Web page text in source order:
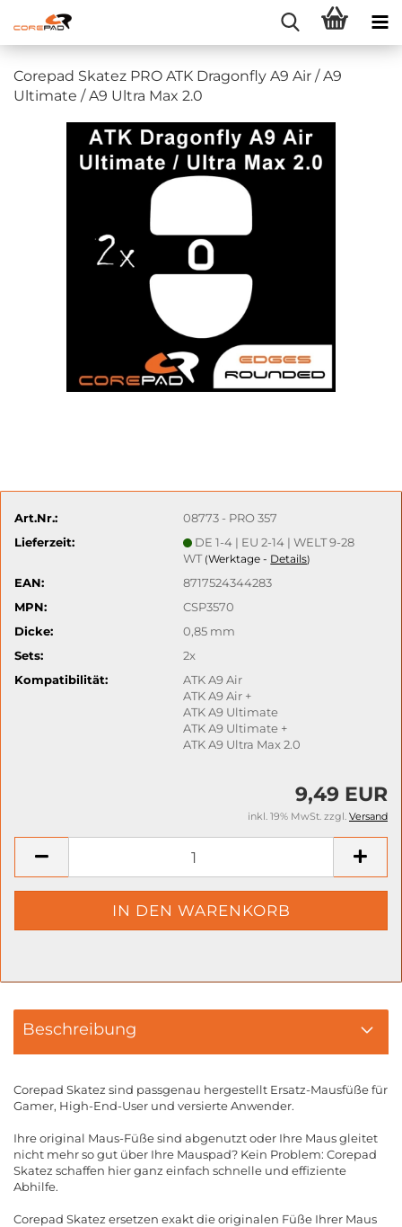
Corepad Skatez PRO ATK Dragonfly A9 Air / A9
Ultimate / A9 Ultra Max 2.0
Art.Nr.:
08773 - PRO 357
Lieferzeit:
DE 1-4 | EU 2-14 | WELT 9-28
WT (Werktage - Details)
EAN:
8717524344283
MPN:
CSP3570
Dicke:
0,85 mm
Sets:
2x
Kompatibilität:
ATK A9 Air
ATK A9 Air +
ATK A9 Ultimate
ATK A9 Ultimate +
ATK A9 Ultra Max 2.0
9,49 EUR
inkl. 19% MwSt. zzgl. Versand
Beschreibung
Corepad Skatez sind passgenau hergestellt Ersatz-Mausfüße für
Gamer, High-End-User und versierte Anwender.
Ihre original Maus-Füße sind abgenutzt oder Ihre Maus gleitet
nicht mehr so gut über Ihre Mauspad? Kein Problem: Corepad
Skatez schaffen hier ganz einfach schnelle und effiziente
Abhilfe.
Corepad Skatez ersetzen exakt die originalen Füße Ihrer Maus